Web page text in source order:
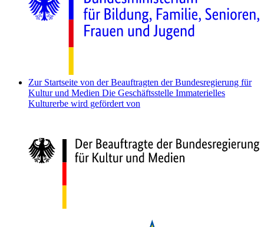
Zur Startseite von der Beauftragten der Bundesregierung für
Kultur und Medien Die Geschäftsstelle Immaterielles
Kulturerbe wird gefördert von